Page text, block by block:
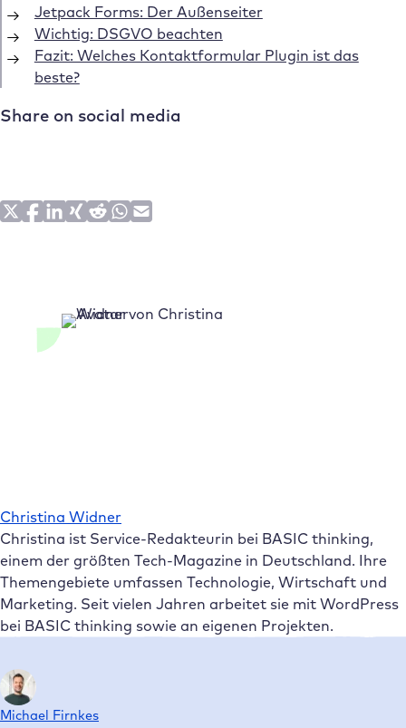
Jetpack Forms: Der Außenseiter
Wichtig: DSGVO beachten
Fazit: Welches Kontaktformular Plugin ist das
beste?
Share on social media
Christina Widner
Christina ist Service-Redakteurin bei BASIC thinking,
einem der größten Tech-Magazine in Deutschland. Ihre
Themengebiete umfassen Technologie, Wirtschaft und
Marketing. Seit vielen Jahren arbeitet sie mit WordPress
bei BASIC thinking sowie an eigenen Projekten.
Michael Firnkes